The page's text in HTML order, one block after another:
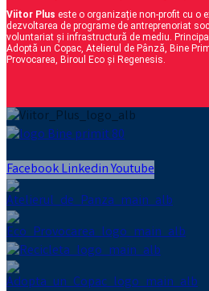
Viitor Plus este o organizație non-profit cu o
dezvoltarea de programe de antreprenoriat
voluntariat și infrastructură de mediu.
Adoptă un Copac, Atelierul de Pânză, Bine
Provocarea, Biroul Eco și Regenesis.
FacebookLinkedinYoutube